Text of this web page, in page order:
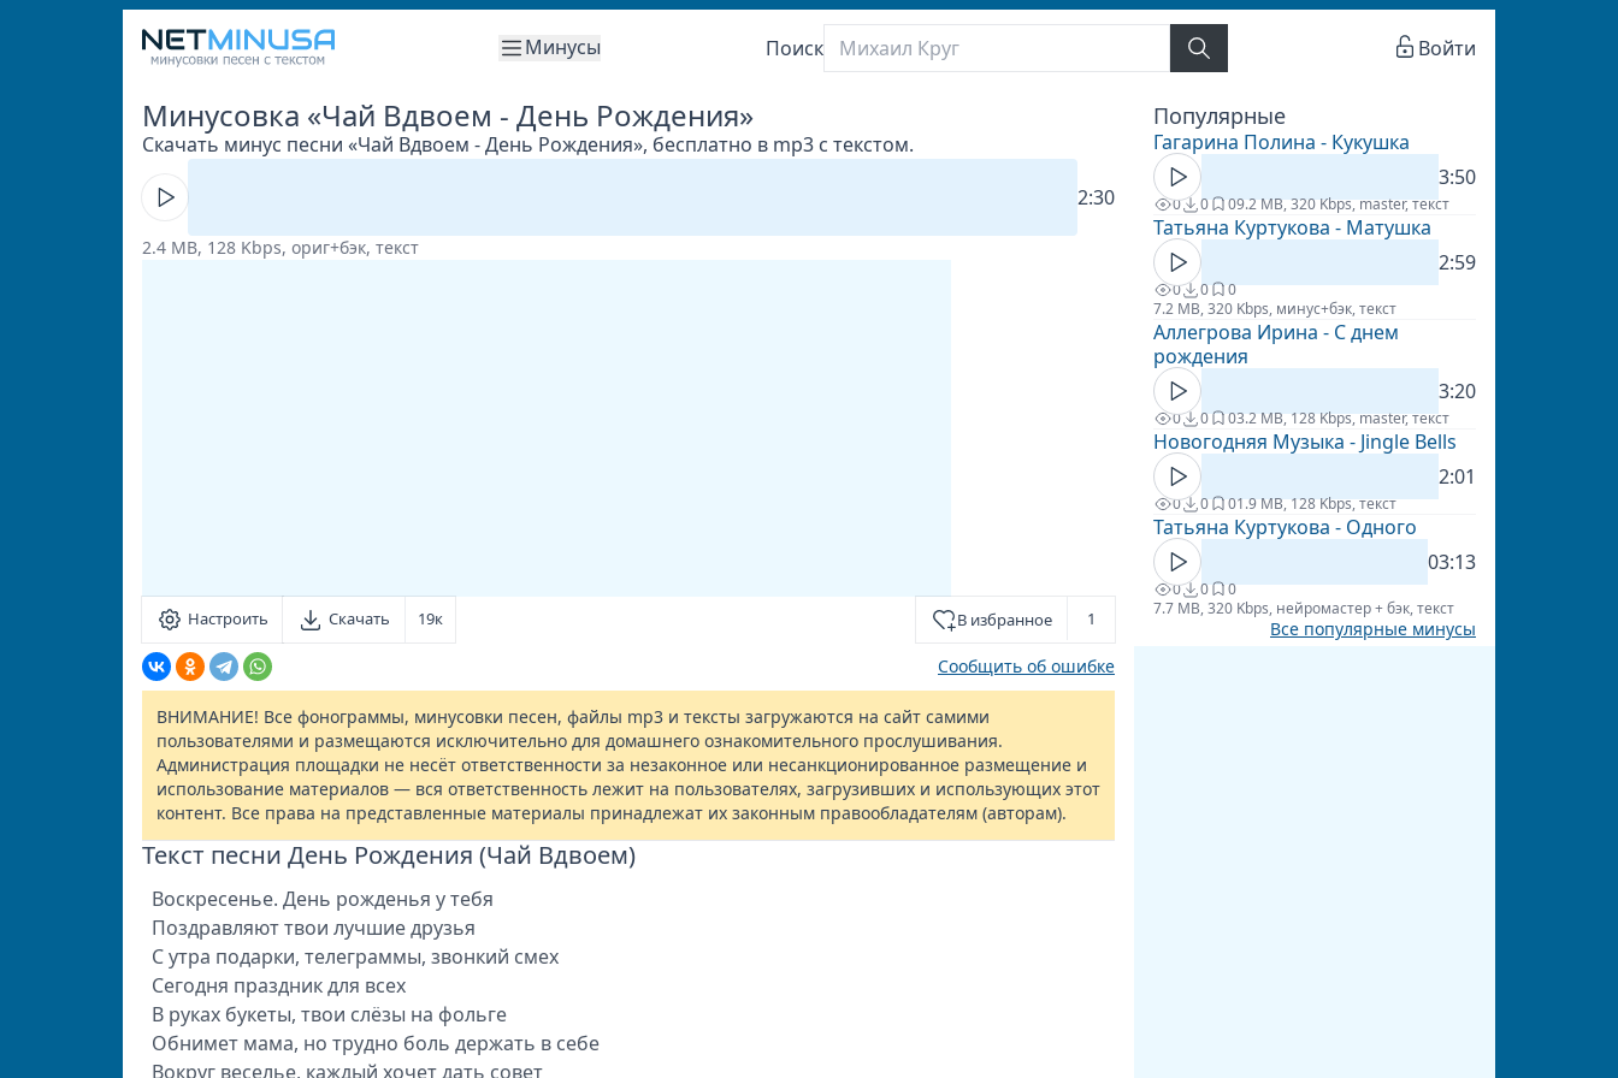
Минусы Поиск Войти
Минусовка «Чай Вдвоем - День Рождения»
Скачать минус песни «Чай Вдвоем - День Рождения», бесплатно в mp3 с текстом.
2:30
2.4 MB, 128 Kbps, ориг+бэк, текст
Настроить Скачать 19к В избранное 1
Сообщить об ошибке
ВНИМАНИЕ! Все фонограммы, минусовки песен, файлы mp3 и тексты загружаются на сайт самими
пользователями и размещаются исключительно для домашнего ознакомительного прослушивания.
Администрация площадки не несёт ответственности за незаконное или несанкционированное размещение и
использование материалов — вся ответственность лежит на пользователях, загрузивших и использующих этот
контент. Все права на представленные материалы принадлежат их законным правообладателям (авторам).
Текст песни День Рождения (Чай Вдвоем)
Воскресенье. День рожденья у тебя
Поздравляют твои лучшие друзья
С утра подарки, телеграммы, звонкий смех
Сегодня праздник для всех
В руках букеты, твои слёзы на фольге
Обнимет мама, но трудно боль держать в себе
Вокруг веселье, каждый хочет дать совет
Популярные
Гагарина Полина - Кукушка
3:50
0 0 09.2 MB, 320 Kbps, master, текст
Татьяна Куртукова - Матушка
2:59
0 0
0
7.2 MB, 320 Kbps, минус+бэк, текст
Аллегрова Ирина - С днем
рождения
3:20
0 0 03.2 MB, 128 Kbps, master, текст
Новогодняя Музыка - Jingle Bells
2:01
0 0 01.9 MB, 128 Kbps, текст
Татьяна Куртукова - Одного
03:13
0 0
0
7.7 MB, 320 Kbps, нейромастер + бэк, текст
Все популярные минусы